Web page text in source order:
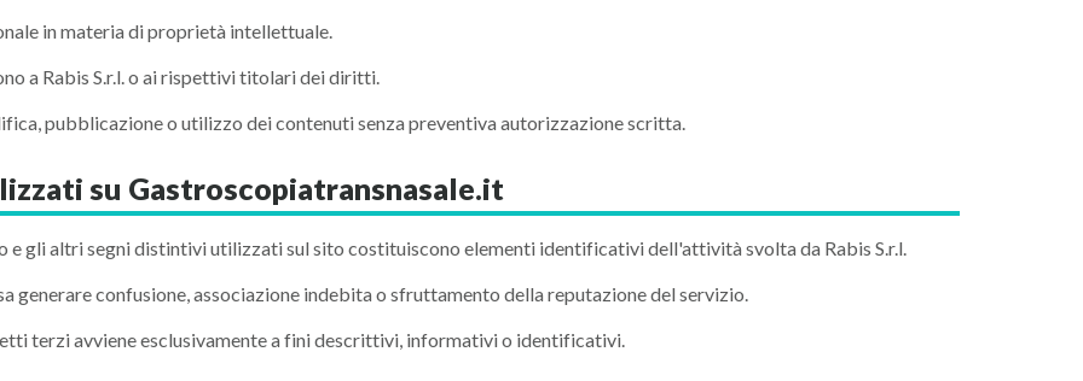
in materia di proprietà intellettuale.
a Rabis S.r.l. o ai rispettivi titolari dei diritti.
pubblicazione o utilizzo dei contenuti senza preventiva autorizzazione scritta.
su Gastroscopiatransnasale.it
e gli altri segni distintivi utilizzati sul sito costituiscono elementi identificativi dell'attività svolta da Rabis S.r.l.
generare confusione, associazione indebita o sfruttamento della reputazione del servizio.
terzi avviene esclusivamente a fini descrittivi, informativi o identificativi.